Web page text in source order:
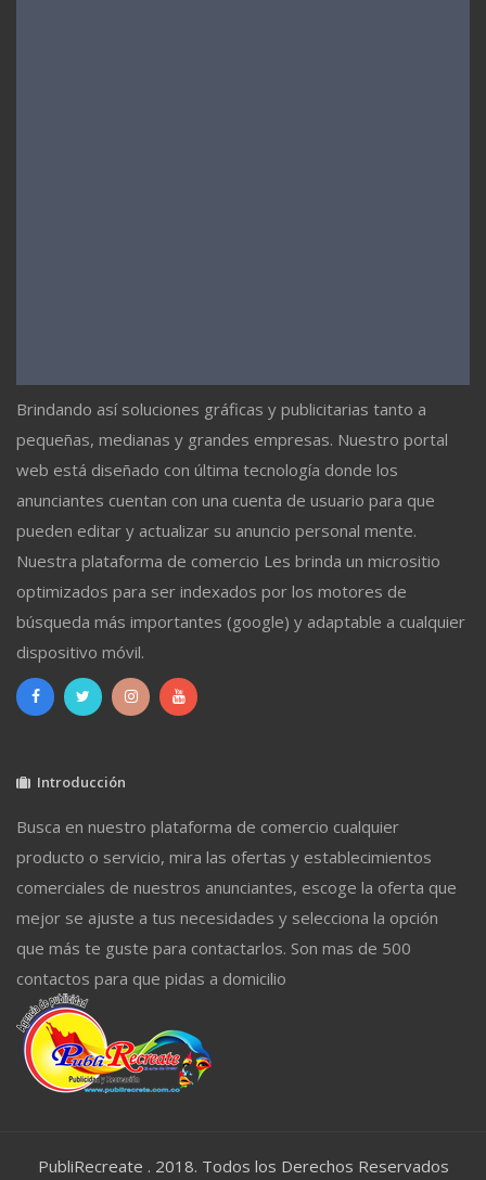
Brindando así soluciones gráficas y publicitarias tanto a
pequeñas, medianas y grandes empresas. Nuestro portal
web está diseñado con última tecnología donde los
anunciantes cuentan con una cuenta de usuario para que
pueden editar y actualizar su anuncio personal mente.
Nuestra plataforma de comercio Les brinda un micrositio
optimizados para ser indexados por los motores de
búsqueda más importantes (google) y adaptable a cualquier
dispositivo móvil.
Introducción
Busca en nuestro plataforma de comercio cualquier
producto o servicio, mira las ofertas y establecimientos
comerciales de nuestros anunciantes, escoge la oferta que
mejor se ajuste a tus necesidades y selecciona la opción
que más te guste para contactarlos. Son mas de 500
contactos para que pidas a domicilio
PubliRecreate . 2018. Todos los Derechos Reservados